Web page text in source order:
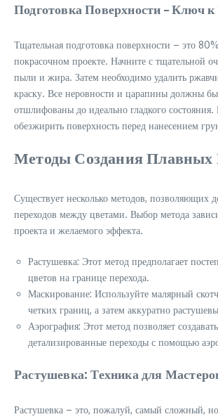
Подготовка Поверхности – Ключ к
Тщательная подготовка поверхности – это
покрасочном проекте. Начните с тщательной
пыли и жира. Затем необходимо удалить
краску. Все неровности и царапины должны
отшлифованы до идеально гладкого состояния.
обезжирить поверхность перед нанесением
Методы Создания Плавных
Существует несколько методов, позволяющих
переходов между цветами. Выбор метода
проекта и желаемого эффекта.
Растушевка: Этот метод предполагает
цветов на границе перехода.
Маскирование: Используйте малярный
четких границ, а затем аккуратно
Аэрография: Этот метод позволяет
детализированные переходы с помощью
Растушевка: Техника для
Растушевка – это, пожалуй, самый сложный,